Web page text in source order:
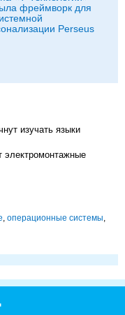
фреймворк для
Perseus
изучать языки
электромонтажные
, операционные системы,